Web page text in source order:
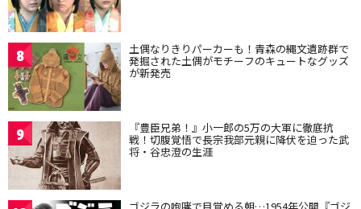
8 土偶なりきりパーカーも！青森の縄文遺跡群で
発掘された土偶がモチーフのキュートなグッズ
が新発売
9 『豊臣兄弟！』小一郎の5万の大軍に徹底抗
戦！切腹覚悟で長宗我部元親に降伏を迫った武
将・谷忠澄の生涯